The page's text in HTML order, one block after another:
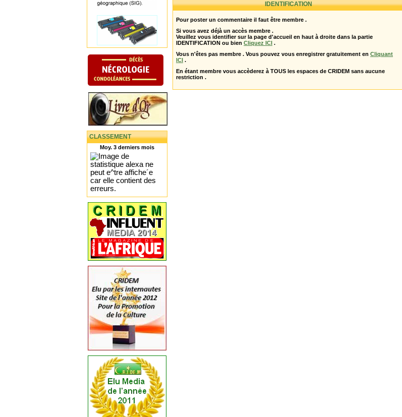
CLASSEMENT
Moy. 3 derniers mois
IDENTIFICATION
Pour poster un commentaire il faut être membre .
Si vous avez déjà un accès membre .
Veuillez vous identifier sur la page d'accueil en haut à droite dans la partie
IDENTIFICATION ou bien Cliquez ICI .
Vous n'êtes pas membre . Vous pouvez vous enregistrer gratuitement en Cliquant
ICI .
En étant membre vous accèderez à TOUS les espaces de CRIDEM sans aucune
restriction .